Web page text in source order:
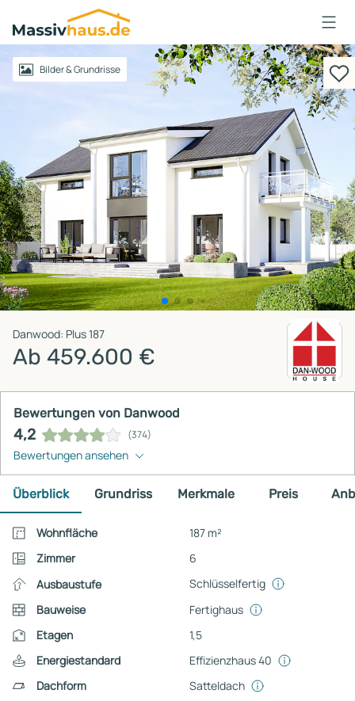
Massivhaus
Logo
AnmeldenBilder & Grundrisse
Danwood: Plus 187
Ab 459.600 €
Bewertungen von Danwood
4,2 (374)
Bewertungen ansehen
Überblick Grundriss Merkmale Preis
Wohnfläche
187 m²
Zimmer
6
Ausbaustufe
Schlüsselfertig
Bauweise
Fertighaus
Etagen
1,5
Energiestandard
Effizienzhaus 40
Dachform
Satteldach